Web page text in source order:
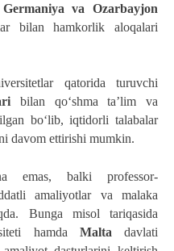
va Ozarbayjon
bilan hamkorlik aloqalari
bilan qo‘shma ta’lim va
bo‘lib, iqtidorli talabalar
davom ettirishi mumkin.
emas, balki professor-
amaliyotlar va malaka
Bunga misol tariqasida
hamda Malta davlati